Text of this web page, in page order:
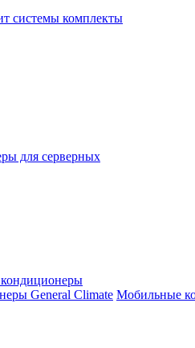
системы комплекты
для серверных
General Climate Мобильные